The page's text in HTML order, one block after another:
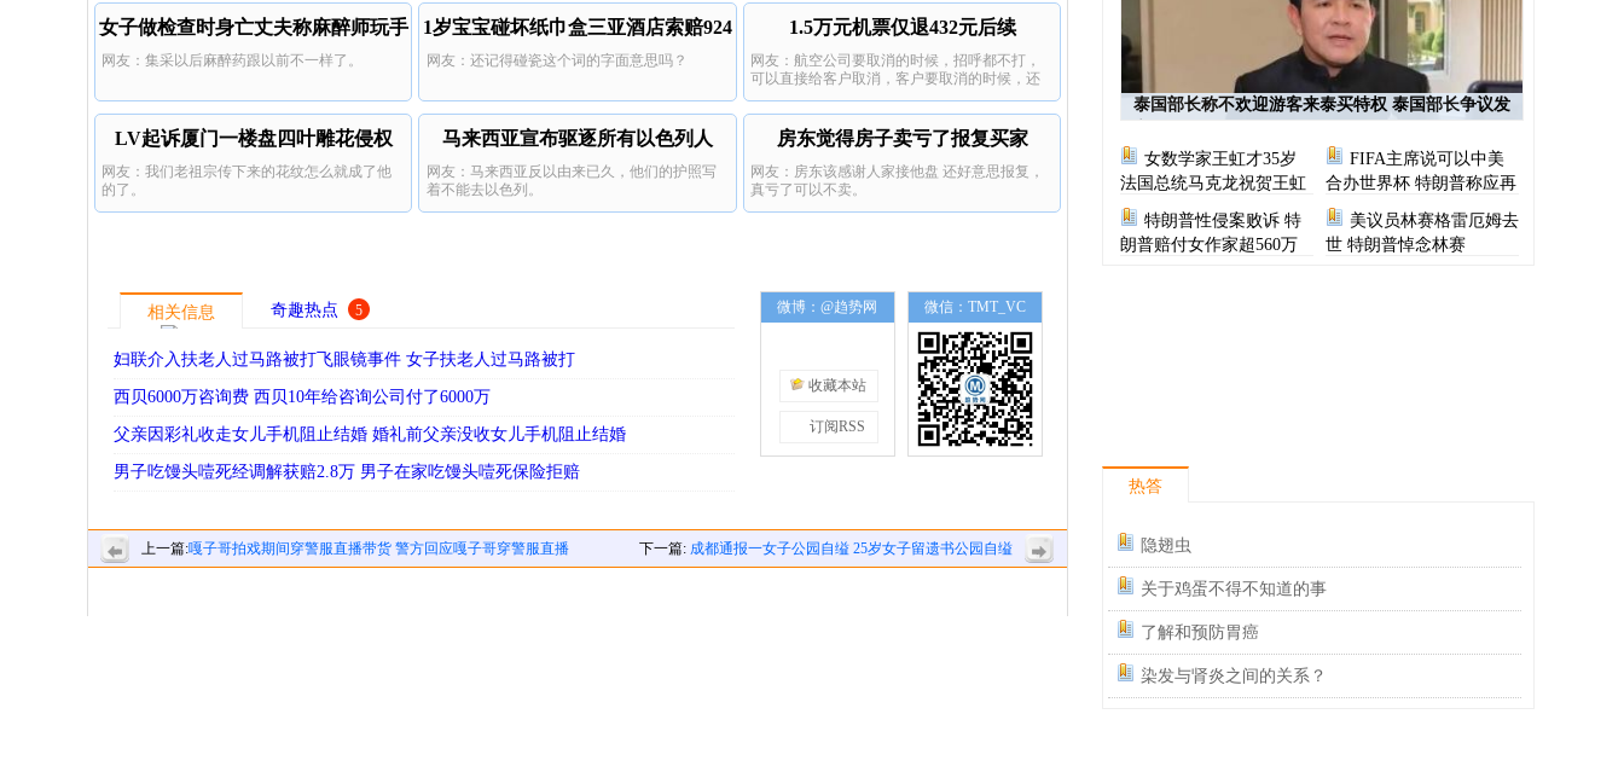
女子做检查时身亡丈夫称麻醉师玩手
网友：集采以后麻醉药跟以前不一样了。
1岁宝宝碰坏纸巾盒三亚酒店索赔924
网友：还记得碰瓷这个词的字面意思吗？
1.5万元机票仅退432元后续
网友：航空公司要取消的时候，招呼都不打，
可以直接给客户取消，客户要取消的时候，还
要扣掉高额的手续费。
LV起诉厦门一楼盘四叶雕花侵权
网友：我们老祖宗传下来的花纹怎么就成了他
的了。
马来西亚宣布驱逐所有以色列人
网友：马来西亚反以由来已久，他们的护照写
着不能去以色列。
房东觉得房子卖亏了报复买家
网友：房东该感谢人家接他盘 还好意思报复，
真亏了可以不卖。
相关信息 奇趣热点 5
妇联介入扶老人过马路被打飞眼镜事件 女子扶老人过马路被打
西贝6000万咨询费 西贝10年给咨询公司付了6000万
父亲因彩礼收走女儿手机阻止结婚 婚礼前父亲没收女儿手机阻止结婚
男子吃馒头噎死经调解获赔2.8万 男子在家吃馒头噎死保险拒赔
微博：@趋势网
收藏本站
订阅RSS
微信：TMT_VC
上一篇:嘎子哥拍戏期间穿警服直播带货 警方回应嘎子哥穿警服直播
下一篇: 成都通报一女子公园自缢 25岁女子留遗书公园自缢
泰国部长称不欢迎游客来泰买特权 泰国部长争议发
女数学家王虹才35岁
法国总统马克龙祝贺王虹
FIFA主席说可以中美
合办世界杯 特朗普称应再
次选择美国办世界杯
特朗普性侵案败诉 特
朗普赔付女作家超560万
美议员林赛格雷厄姆去
世 特朗普悼念林赛
热答
隐翅虫
关于鸡蛋不得不知道的事
了解和预防胃癌
染发与肾炎之间的关系？